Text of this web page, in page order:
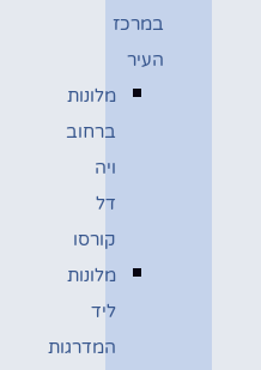
במרכז
העיר
מלונות
ברחוב
ויה
דל
קורסו
מלונות
ליד
המדרגות